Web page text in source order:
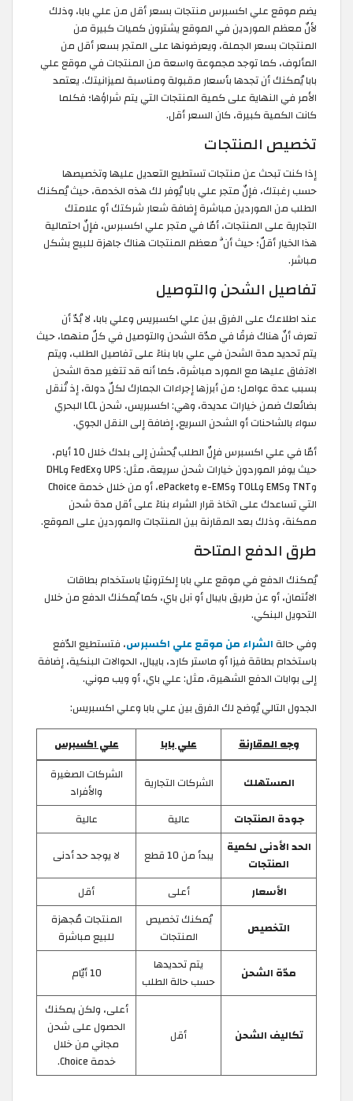
يضم موقع علي اكسبرس منتجات بسعر أقل من علي بابا، وذلك
لأنّ معظم الموردين في الموقع يشترون كميات كبيرة من
المنتجات بسعر الجملة، ويعرضونها على المتجر بسعر أقل من
المألوف، كما توجد مجموعة واسعة من المنتجات في موقع علي
بابا يُمكنك أن تجدها بأسعار مقبولة ومناسبة لميزانيتك. يعتمد
الأمر في النهاية على كمية المنتجات التي يتم شراؤها؛ فكلما
كانت الكمية كبيرة، كان السعر أقل.
تخصيص المنتجات
إذا كنت تبحث عن منتجات تستطيع التعديل عليها وتخصيصها
حسب رغبتك، فإنّ متجر علي بابا يُوفر لك هذه الخدمة، حيث يُمكنك
الطلب من الموردين مباشرة إضافة شعار شركتك أو علامتك
التجارية على المنتجات، أمّا في متجر علي اكسبرس، فإنّ احتمالية
هذا الخيار أقلّ؛ حيث أنَّ معظم المنتجات هناك جاهزة للبيع بشكل
مباشر.
تفاصيل الشحن والتوصيل
عند اطلاعك على الفرق بين علي اكسبريس وعلي بابا، لا بُدّ أن
تعرف أنّ هناك فرقًا في مدّة الشحن والتوصيل في كلّ منهما، حيث
يتم تحديد مدة الشحن في علي بابا بناءً على تفاصيل الطلب، ويتم
الاتفاق عليها مع المورد مباشرة، كما أنه قد تتغير مدة الشحن
بسبب عدة عوامل؛ من أبرزها إجراءات الجمارك لكلّ دولة، إذ تُنقل
بضائعك ضمن خيارات عديدة، وهي: اكسبريس، شحن LCL البحري
سواء بالشاحنات أو الشحن السريع، إضافة إلى النقل الجوي.
أمّا في علي اكسبرس فإنّ الطلب يُحشن إلى بلدك خلال 10 أيام،
حيث يوفر الموردون خيارات شحن سريعة، مثل: UPS وFedEx وDHL
وTNT وEMS وTOLL وe-EMS وePacket، أو من خلال خدمة Choice
التي تساعدك على اتخاذ قرار الشراء بناءً على أقل مدة شحن
ممكنة، وذلك بعد المقارنة بين المنتجات والموردين على الموقع.
طرق الدفع المتاحة
يُمكنك الدفع في موقع علي بابا إلكترونيًا باستخدام بطاقات
الائتمان، أو عن طريق بايبال أو آبل باي، كما يُمكنك الدفع من خلال
التحويل البنكي.
وفي حالة الشراء من موقع علي اكسبرس، فتستطيع الدّفع
باستخدام بطاقة فيزا أو ماستر كارد، بايبال، الحوالات البنكية، إضافة
إلى بوابات الدفع الشهيرة، مثل: علي باي، أو ويب موني.
الجدول التالي يُوضح لك الفرق بين علي بابا وعلي اكسبريس:
وجه المقارنة
علي بابا علي اكسبرس
المستهلك الشركات التجارية
الشركات الصغيرة
والأفراد
جودة المنتجات
عالية
عالية
الحد الأدنى لكمية
المنتجات
يبدأ من 10 قطع
لا يوجد حد أدنى
الأسعار
أعلى
أقل
التخصيص
يُمكنك تخصيص
المنتجات
المنتجات مُجهزة
للبيع مباشرة
مدّة الشحن
يتم تحديدها
حسب حالة الطلب
10 أيّام
تكاليف الشحن أقل
أعلى، ولكن يمكنك
الحصول على شحن
مجاني من خلال
خدمة Choice.